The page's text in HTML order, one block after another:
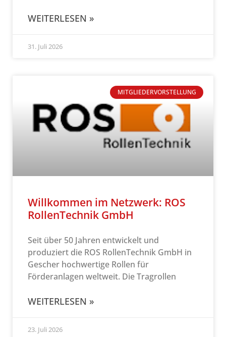
WEITERLESEN »
31. Juli 2026
MITGLIEDERVORSTELLUNG
Willkommen im Netzwerk: ROS
RollenTechnik GmbH
Seit über 50 Jahren entwickelt und
produziert die ROS RollenTechnik GmbH in
Gescher hochwertige Rollen für
Förderanlagen weltweit. Die Tragrollen
WEITERLESEN »
23. Juli 2026